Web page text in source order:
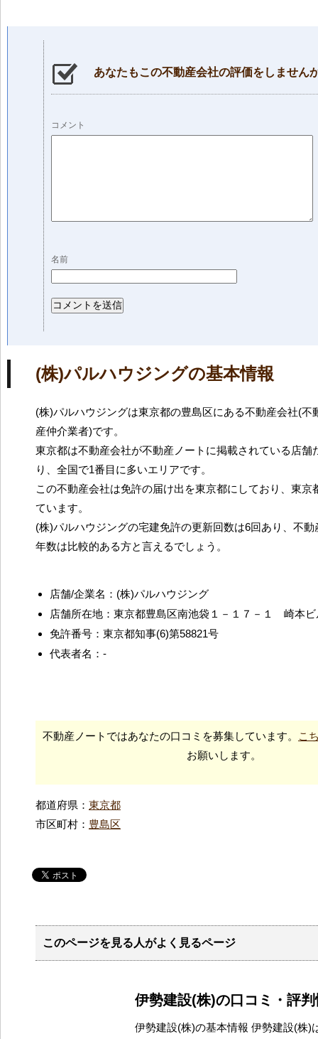
あなたもこの不動産会社の評価をしません
コメント
名前
(株)パルハウジングの基本情報
(株)パルハウジングは東京都の豊島区にある不動産会社(不
産仲介業者)です。
東京都は不動産会社が不動産ノートに掲載されている店舗
り、全国で1番目に多いエリアです。
この不動産会社は免許の届け出を東京都にしており、東京
ています。
(株)パルハウジングの宅建免許の更新回数は6回あり、不
年数は比較的ある方と言えるでしょう。
店舗/企業名：(株)パルハウジング
店舗所在地：東京都豊島区南池袋１－１７－１ 崎本ビ
免許番号：東京都知事(6)第58821号
代表者名：-
不動産ノートではあなたの口コミを募集しています。
こ
お願いします。
都道府県： 東京都
市区町村： 豊島区
このページを見る人がよく見るページ
伊勢建設(株)の口コミ・評
伊勢建設(株)の基本情報 伊勢建設(株)